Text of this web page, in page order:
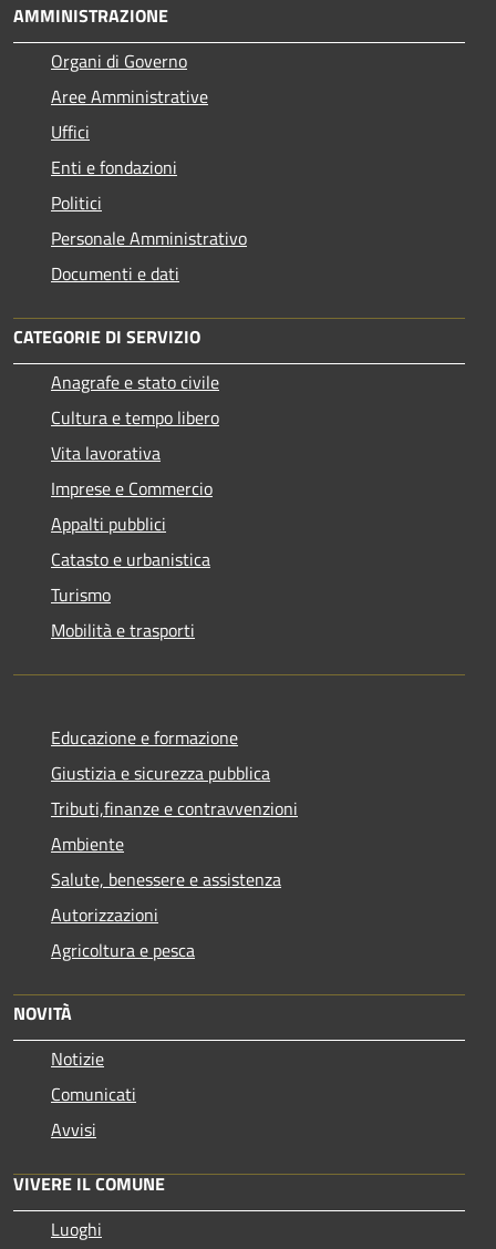
AMMINISTRAZIONE
Organi di Governo
Aree Amministrative
Uffici
Enti e fondazioni
Politici
Personale Amministrativo
Documenti e dati
CATEGORIE DI SERVIZIO
Anagrafe e stato civile
Cultura e tempo libero
Vita lavorativa
Imprese e Commercio
Appalti pubblici
Catasto e urbanistica
Turismo
Mobilità e trasporti
Educazione e formazione
Giustizia e sicurezza pubblica
Tributi,finanze e contravvenzioni
Ambiente
Salute, benessere e assistenza
Autorizzazioni
Agricoltura e pesca
NOVITÀ
Notizie
Comunicati
Avvisi
VIVERE IL COMUNE
Luoghi